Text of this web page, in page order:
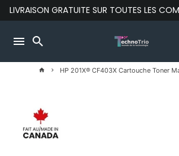
Passer
au
menu search
home keyboard_arrow_right HP 201X® CF403X Cartouche Toner